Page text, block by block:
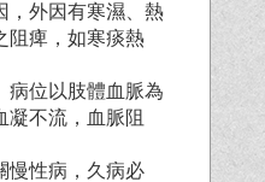
，外因有寒濕、熱
阻痺，如寒痰熱
病位以肢體血脈為
凝不流，血脈阻
慢性病，久病必